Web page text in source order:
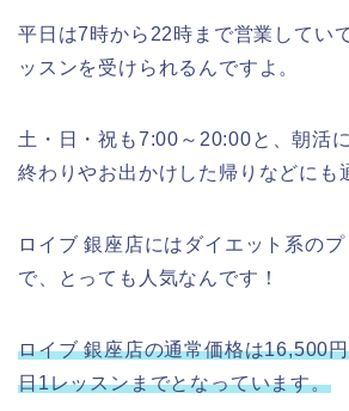
平日は7時から22時まで営業してい
ッスンを受けられるんですよ。
土・日・祝も7:00～20:00と、朝活
終わりやお出かけした帰りなどにも
ロイブ 銀座店にはダイエット系の
で、とっても人気なんです！
ロイブ 銀座店の通常価格は16,500
日1レッスンまでとなっています。